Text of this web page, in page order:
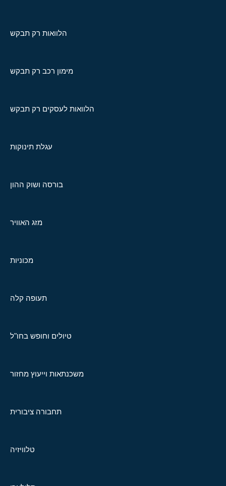
הלוואות רק תבקש
מימון רכב רק תבקש
הלוואות לעסקים רק תבקש
עגלת תינוקות
בורסה ושוק ההון
מזג האוויר
מכוניות
תעופה קלה
טיולים וחופש בחו"ל
משכנתאות וייעוץ מחזור
תחבורה ציבורית
טלוויזיה